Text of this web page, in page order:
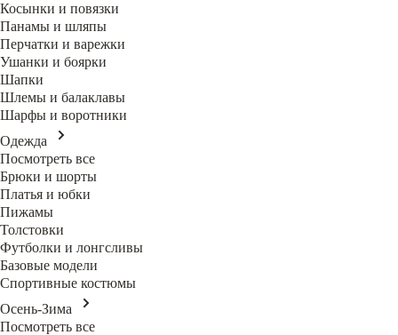
Косынки и повязки
Панамы и шляпы
Перчатки и варежки
Ушанки и боярки
Шапки
Шлемы и балаклавы
Шарфы и воротники
Одежда
Посмотреть все
Брюки и шорты
Платья и юбки
Пижамы
Толстовки
Футболки и лонгсливы
Базовые модели
Спортивные костюмы
Осень-Зима
Посмотреть все